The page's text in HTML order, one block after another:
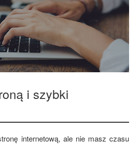
i szybki
internetową, ale nie masz czasu